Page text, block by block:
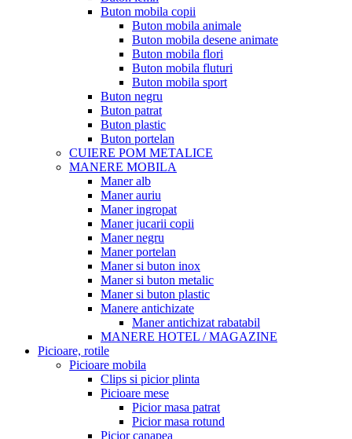
Buton mobila copii
Buton mobila animale
Buton mobila desene animate
Buton mobila flori
Buton mobila fluturi
Buton mobila sport
Buton negru
Buton patrat
Buton plastic
Buton portelan
CUIERE POM METALICE
MANERE MOBILA
Maner alb
Maner auriu
Maner ingropat
Maner jucarii copii
Maner negru
Maner portelan
Maner si buton inox
Maner si buton metalic
Maner si buton plastic
Manere antichizate
Maner antichizat rabatabil
MANERE HOTEL / MAGAZINE
Picioare, rotile
Picioare mobila
Clips si picior plinta
Picioare mese
Picior masa patrat
Picior masa rotund
Picior canapea